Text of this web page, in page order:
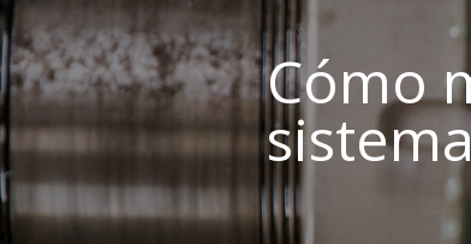
Cómo